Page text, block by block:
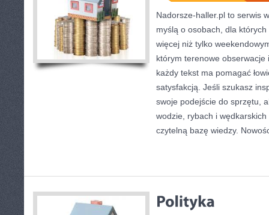
Nadorsze-haller.pl to serwis
myślą o osobach, dla
więcej niż tylko
którym terenowe
każdy tekst ma pomagać
satysfakcją. Jeśli szukasz
swoje podejście do sprzętu,
wodzie, rybach i
czytelną bazę wiedzy.